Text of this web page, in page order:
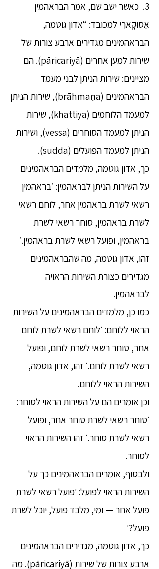
3. כאשר ישב שם, אמר הבראהמין
אֵסוּקָארִי למכובד: “אדון גוטמה,
הבראהמינים מגדירים ארבע צורות של
שירות למען אחרים (pāricariyā). הם
מציינים: שירות הניתן לבני מעמד
הבראהמינים (brāhmaṇa), שירות הניתן
למעמד הלוחמים (khattiya), שירות
הניתן למעמד הסוחרים (vessa), ושירות
הניתן למעמד הפועלים (sudda).
כך, אדון גוטמה, מלמדים הבראהמינים
על השירות הניתן לבראהמין: ׳בראהמין
רשאי לשרת בראהמין אחר, לוחם רשאי
לשרת בראהמין, סוחר רשאי לשרת
בראהמין, ופועל רשאי לשרת בראהמין.׳
זהו, אדון גוטמה, מה שהבראהמינים
מגדירים כצורת השירות הראויה
לבראהמין.
כמו כן, מלמדים הבראהמינים על השירות
הראוי ללוחם: ׳לוחם רשאי לשרת לוחם
אחר, סוחר רשאי לשרת לוחם, ופועל
רשאי לשרת לוחם.׳ זהו, אדון גוטמה,
השירות הראוי ללוחם.
וכן אומרים הם על השירות הראוי לסוחר:
׳סוחר רשאי לשרת סוחר אחר, ופועל
רשאי לשרת סוחר.׳ זהו השירות הראוי
לסוחר.
ולבסוף, אומרים הבראהמינים כך על
השירות הראוי לפועל: ׳פועל רשאי לשרת
פועל אחר — ומי, מלבד פועל, יוכל לשרת
פועל?׳
כך, אדון גוטמה, מגדירים הבראהמינים
ארבע צורות של שירות (pāricariyā). מה